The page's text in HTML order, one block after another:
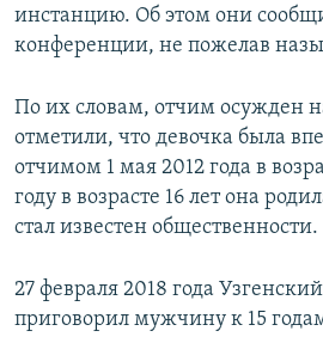
инстанцию. Об этом они
конференции, не пожелав
По их словам, отчим осужден
отметили, что девочка была
отчимом 1 мая 2012 года в
году в возрасте 16 лет она
стал известен общественности.
27 февраля 2018 года
приговорил мужчину к 15